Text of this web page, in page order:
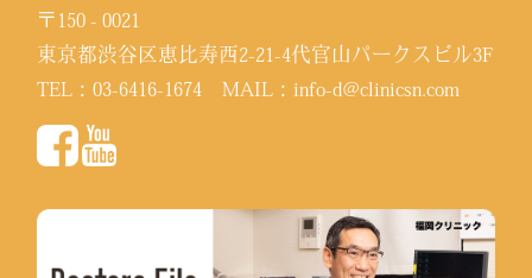
〒150 - 0021
東京都渋谷区恵比寿西2-21-4代官山パークスビル3F
TEL：03-6416-1674 MAIL：info-d@clinicsn.com